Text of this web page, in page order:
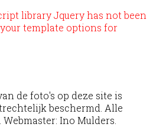
library Jquery has not been
template options for
de foto's op deze site is
beschermd. Alle
Ino Mulders.